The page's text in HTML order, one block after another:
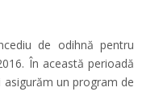
de odihnă pentru
În această perioadă
asigurăm un program de